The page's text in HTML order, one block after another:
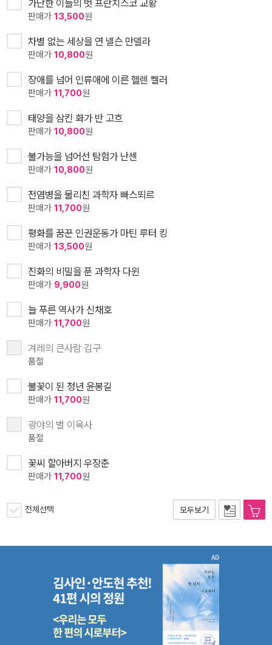
가난한 이들의 벗 프란치스코 교황
판매가 13,500원
차별 없는 세상을 연 넬슨 만델라
판매가 10,800원
장애를 넘어 인류애에 이른 헬렌 켈러
판매가 11,700원
태양을 삼킨 화가 반 고흐
판매가 10,800원
불가능을 넘어선 탐험가 난센
판매가 10,800원
전염병을 물리친 과학자 빠스뙤르
판매가 11,700원
평화를 꿈꾼 인권운동가 마틴 루터 킹
판매가 13,500원
진화의 비밀을 푼 과학자 다윈
판매가 9,900원
늘 푸른 역사가 신채호
판매가 11,700원
겨레의 큰사람 김구
품절
불꽃이 된 청년 윤봉길
판매가 11,700원
광야의 별 이육사
품절
꽃씨 할아버지 우장춘
판매가 11,700원
전체선택 모두보기